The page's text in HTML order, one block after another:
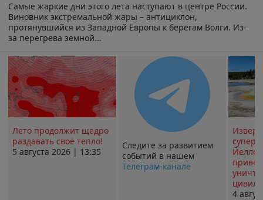
Самые жаркие дни этого лета наступают в центре России.
Виновник экстремальной жары – антициклон,
протянувшийся из Западной Европы к берегам Волги. Из-
за перегрева земной...
Лето продолжит щедро
раздавать своё тепло!
5 августа 2026 | 13:35
Следите за развитием
событий в нашем
Телеграм-канале
4